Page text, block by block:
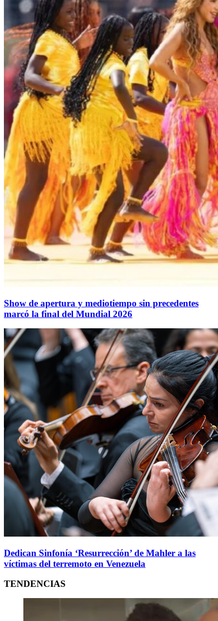
Show de apertura y mediotiempo sin precedentes
marcó la final del Mundial 2026
Dedican Sinfonía ‘Resurrección’ de Mahler a las
víctimas del terremoto en Venezuela
TENDENCIAS